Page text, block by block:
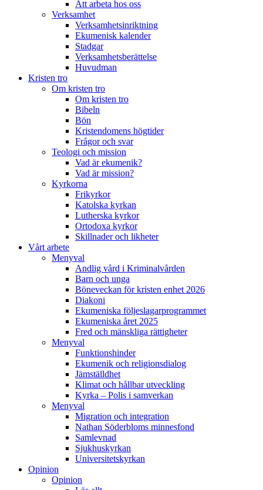
Att arbeta hos oss
Verksamhet
Verksamhetsinriktning
Ekumenisk kalender
Stadgar
Verksamhetsberättelse
Huvudman
Kristen tro
Om kristen tro
Om kristen tro
Bibeln
Bön
Kristendomens högtider
Frågor och svar
Teologi och mission
Vad är ekumenik?
Vad är mission?
Kyrkorna
Frikyrkor
Katolska kyrkan
Lutherska kyrkor
Ortodoxa kyrkor
Skillnader och likheter
Vårt arbete
Menyval
Andlig vård i Kriminalvården
Barn och unga
Böneveckan för kristen enhet 2026
Diakoni
Ekumeniska följeslagarprogrammet
Ekumeniska året 2025
Fred och mänskliga rättigheter
Menyval
Funktionshinder
Ekumenik och religionsdialog
Jämställdhet
Klimat och hållbar utveckling
Kyrka – Polis i samverkan
Menyval
Migration och integration
Nathan Söderbloms minnesfond
Samlevnad
Sjukhuskyrkan
Universitetskyrkan
Opinion
Opinion